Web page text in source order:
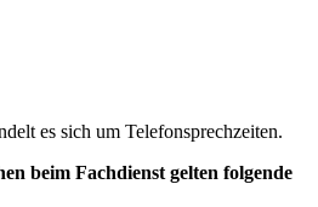
es sich um Telefonsprechzeiten.
beim Fachdienst gelten folgende